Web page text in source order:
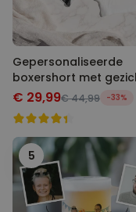
Gepersonaliseerde
boxershort met
tekst
€ 29,99€ 44,99 -33%
5